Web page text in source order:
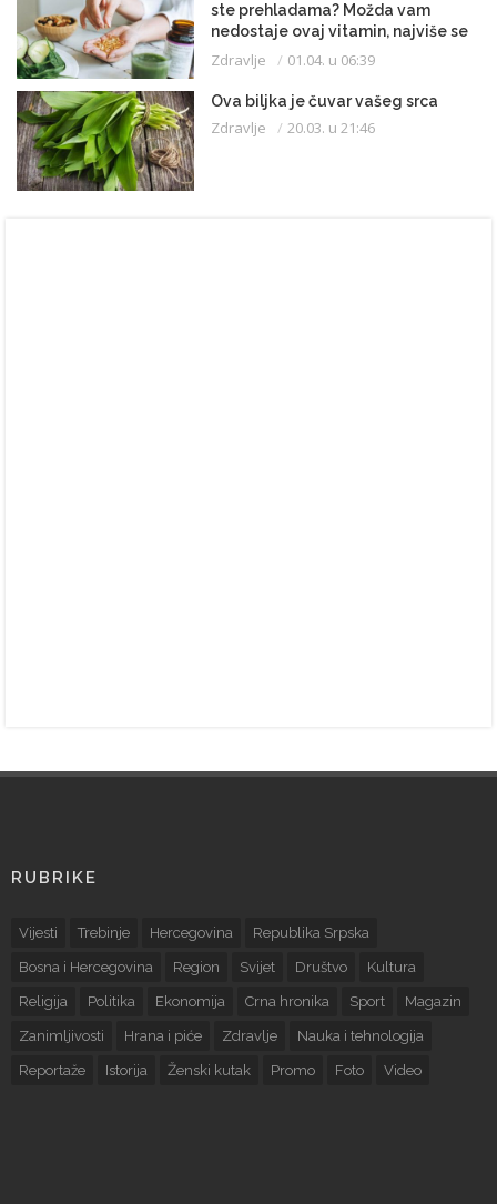
ste prehladama? Možda vam
nedostaje ovaj vitamin, najviše se
istroši zimi
Zdravlje 01.04. u 06:39
Ova biljka je čuvar vašeg srca
Zdravlje 20.03. u 21:46
RUBRIKE
Vijesti Trebinje Hercegovina Republika Srpska
Bosna i Hercegovina Region Svijet Društvo Kultura
Religija Politika Ekonomija Crna hronika Sport Magazin
Zanimljivosti Hrana i piće Zdravlje Nauka i tehnologija
Reportaže Istorija Ženski kutak Promo Foto Video